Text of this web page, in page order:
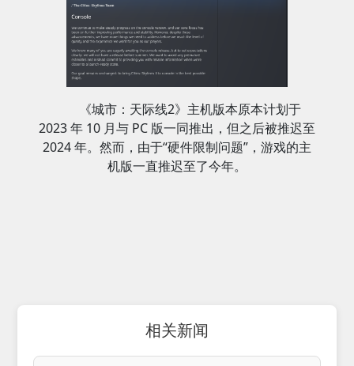
《城市：天际线2》主机版本原本计划于
2023 年 10 月与 PC 版一同推出，但之后被推迟至
2024 年。然而，由于“硬件限制问题”，游戏的主
机版一直推迟至了今年。
相关新闻